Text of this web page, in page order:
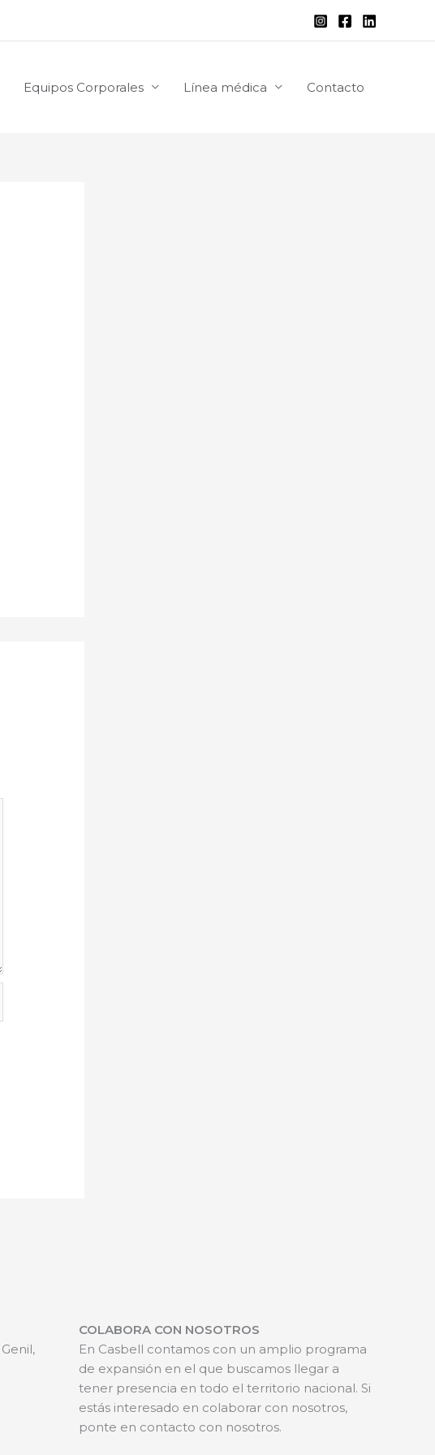
Equipos Corporales Línea médica Contacto
COLABORA CON NOSOTROS
En Casbell contamos con un amplio programa
de expansión en el que buscamos llegar a
tener presencia en todo el territorio nacional. Si
estás interesado en colaborar con nosotros,
ponte en contacto con nosotros.